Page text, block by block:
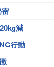
密
減
行動